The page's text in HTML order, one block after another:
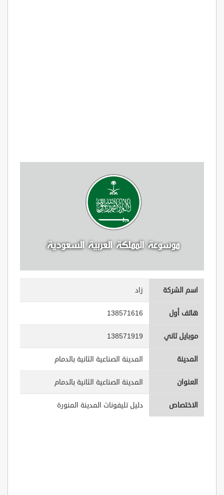
اسم الشركة زاد
هاتف أول 138571616
موبايل ثاني 138571919
المدينة المدينة الصناعية الثانية بالدمام
العنوان المدينة الصناعية الثانية بالدمام
الاختصاص دليل تليفونات المدينة المنورة